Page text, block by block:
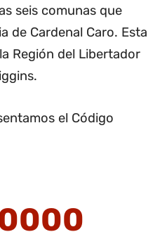
seis comunas que
de Cardenal Caro. Esta
Región del Libertador
el Código